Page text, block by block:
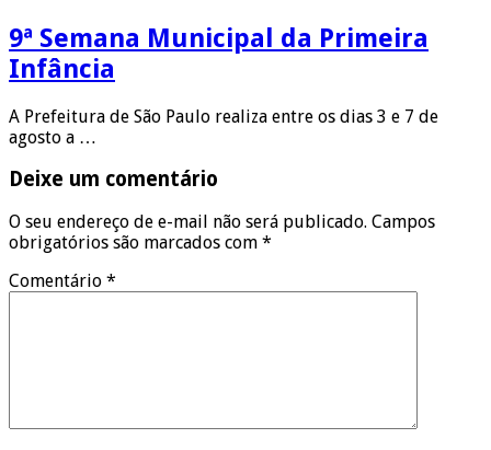
9ª Semana Municipal da Primeira
Infância
A Prefeitura de São Paulo realiza entre os dias 3 e 7 de
agosto a …
Deixe um comentário
O seu endereço de e-mail não será publicado. Campos
obrigatórios são marcados com *
Comentário *